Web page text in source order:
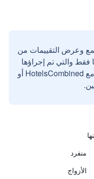
وعرض التقييمات من
فقط والتي تم إجراؤها
بواسطة مستخدمين حقيقيين مع HotelsCombined أو
منفرد
الأزواج